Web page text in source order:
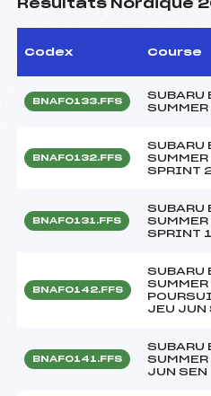
Résultats Nordique
Codex Course
BNAF0133.FFS
SUBARU
SUMMER
BNAF0132.FFS
SUBARU
SUMMER
SPRINT
BNAF0131.FFS
SUBARU
SUMMER
SPRINT 1
BNAF0142.FFS
SUBARU
SUMMER
JEU JUN
BNAF0141.FFS
SUBARU
SUMMER
JUN SEN